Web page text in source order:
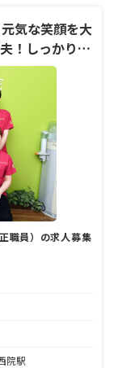
士、歯科助手や受
員が力を合わせな
たります。多職種
のことで、林副院
なる歯科医師やス
くさんの刺激をも
。また林副院長
母として子育て
では、職場として
どについて、詳し
気な笑顔を大
！しっかりと
職員）の求人募集
院駅